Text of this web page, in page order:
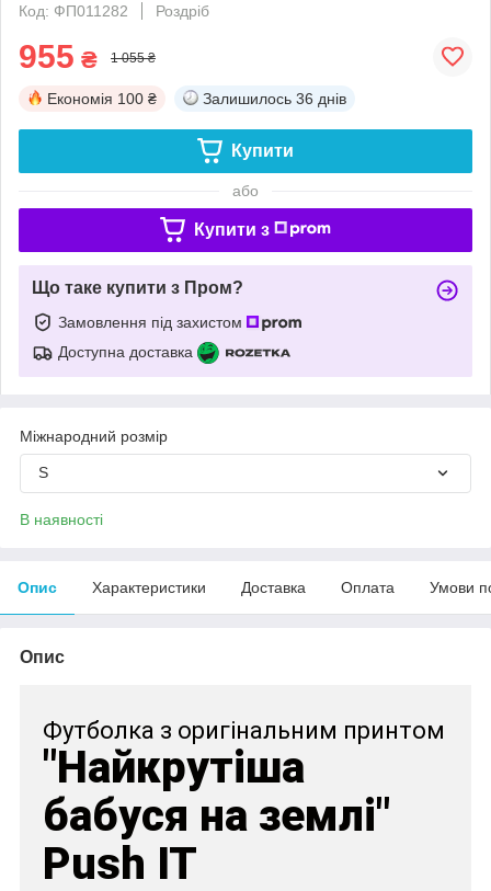
Код: ФП011282
Роздріб
955 ₴ 1 055 ₴
Економія 100 ₴ Залишилось 36 днів
Купити
або
Купити з
Що таке купити з Пром?
Замовлення під захистом
Доступна доставка
Міжнародний розмір
S
В наявності
Опис Характеристики Доставка Оплата Умови
Опис
Футболка з оригінальним принтом
"Найкрутіша
бабуся на землі"
Push IT